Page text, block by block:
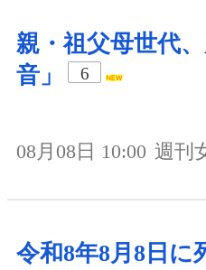
親・祖父母世代
音」
6
08月08日 10:00 週刊
令和8年8月8日に